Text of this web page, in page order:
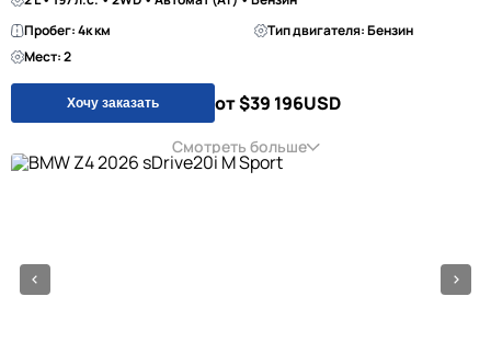
Пробег: 4к км
Тип двигателя: Бензин
Мест: 2
Хочу заказать от $39 196USD
Смотреть больше